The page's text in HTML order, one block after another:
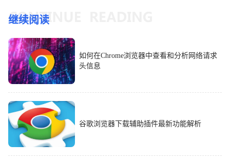
继续阅读
如何在Chrome浏览器中查看和分析网络请求
头信息
谷歌浏览器下载辅助插件最新功能解析